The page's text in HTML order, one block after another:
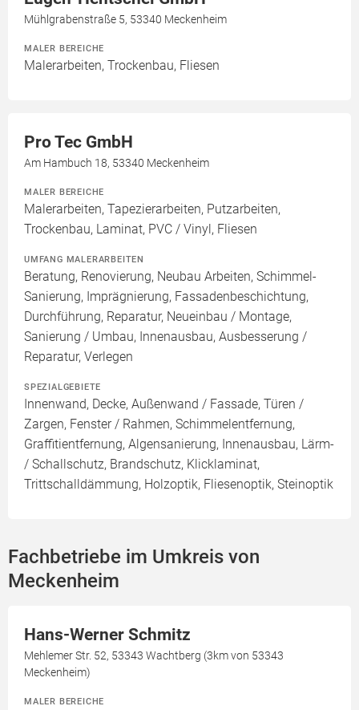
Mühlgrabenstraße 5, 53340 Meckenheim
MALER BEREICHE
Malerarbeiten, Trockenbau, Fliesen
Pro Tec GmbH
Am Hambuch 18, 53340 Meckenheim
MALER BEREICHE
Malerarbeiten, Tapezierarbeiten, Putzarbeiten,
Trockenbau, Laminat, PVC / Vinyl, Fliesen
UMFANG MALERARBEITEN
Beratung, Renovierung, Neubau Arbeiten, Schimmel-
Sanierung, Imprägnierung, Fassadenbeschichtung,
Durchführung, Reparatur, Neueinbau / Montage,
Sanierung / Umbau, Innenausbau, Ausbesserung /
Reparatur, Verlegen
SPEZIALGEBIETE
Innenwand, Decke, Außenwand / Fassade, Türen /
Zargen, Fenster / Rahmen, Schimmelentfernung,
Graffitientfernung, Algensanierung, Innenausbau, Lärm-
/ Schallschutz, Brandschutz, Klicklaminat,
Trittschalldämmung, Holzoptik, Fliesenoptik, Steinoptik
Fachbetriebe im Umkreis von
Meckenheim
Hans-Werner Schmitz
Mehlemer Str. 52, 53343 Wachtberg (3km von 53343
Meckenheim)
MALER BEREICHE